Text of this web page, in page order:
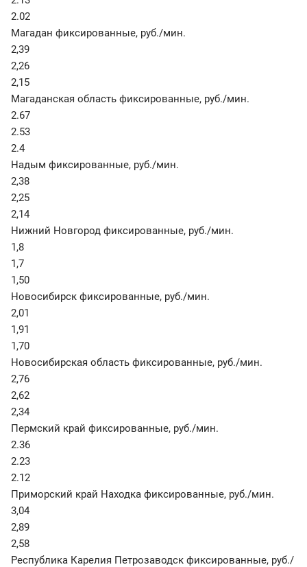
2.02
Магадан фиксированные, руб./мин.
2,39
2,26
2,15
Магаданская область фиксированные, руб./мин.
2.67
2.53
2.4
Надым фиксированные, руб./мин.
2,38
2,25
2,14
Нижний Новгород фиксированные, руб./мин.
1,8
1,7
1,50
Новосибирск фиксированные, руб./мин.
2,01
1,91
1,70
Новосибирская область фиксированные, руб./мин.
2,76
2,62
2,34
Пермский край фиксированные, руб./мин.
2.36
2.23
2.12
Приморский край Находка фиксированные, руб./мин.
3,04
2,89
2,58
Республика Карелия Петрозаводск фиксированные, руб./